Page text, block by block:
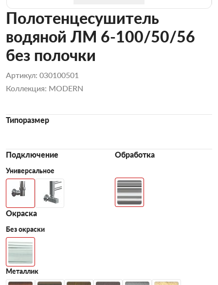
Полотенцесушитель
водяной ЛМ 6-100/50/56
без полочки
Артикул: 030100501
Коллекция: MODERN
Типоразмер
Подключение
Универсальное
Обработка
Окраска
Без окраски
Металлик